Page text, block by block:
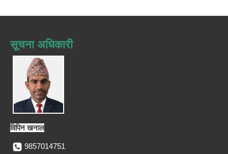
सूचना अधिकारी
विपिन खनाल
9857014751